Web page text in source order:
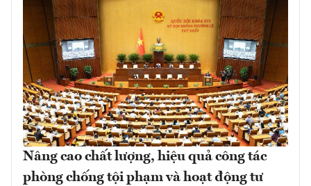
Nâng cao chất lượng, hiệu quả công tác
phòng chống tội phạm và hoạt động tư